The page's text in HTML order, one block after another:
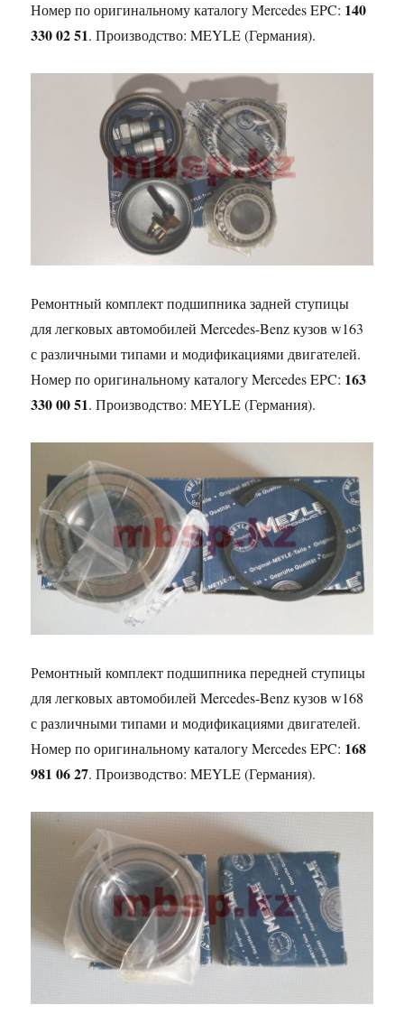
Номер по оригинальному каталогу Mercedes EPC: 140
330 02 51. Производство: MEYLE (Германия).
Ремонтный комплект подшипника задней ступицы
для легковых автомобилей Mercedes-Benz кузов w163
с различными типами и модификациями двигателей.
Номер по оригинальному каталогу Mercedes EPC: 163
330 00 51. Производство: MEYLE (Германия).
Ремонтный комплект подшипника передней ступицы
для легковых автомобилей Mercedes-Benz кузов w168
с различными типами и модификациями двигателей.
Номер по оригинальному каталогу Mercedes EPC: 168
981 06 27. Производство: MEYLE (Германия).